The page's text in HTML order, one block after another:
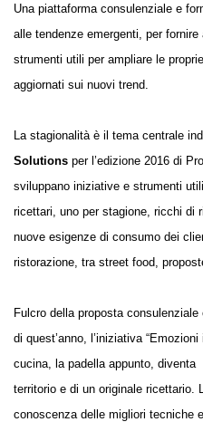
Una piattaforma consulenziale e
alle tendenze emergenti, per
strumenti utili per ampliare le
aggiornati sui nuovi trend.
La stagionalità è il tema centrale
Solutions per l’edizione 2016 di
sviluppano iniziative e strumenti
ricettari, uno per stagione, ricchi di
nuove esigenze di consumo dei
ristorazione, tra street food,
Fulcro della proposta consulenziale
di quest’anno, l’iniziativa
cucina, la padella appunto,
territorio e di un originale ricettario.
conoscenza delle migliori tecniche